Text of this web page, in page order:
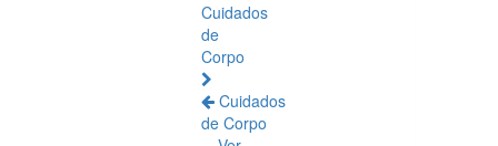
Cuidados
de
Corpo
Cuidados
de Corpo